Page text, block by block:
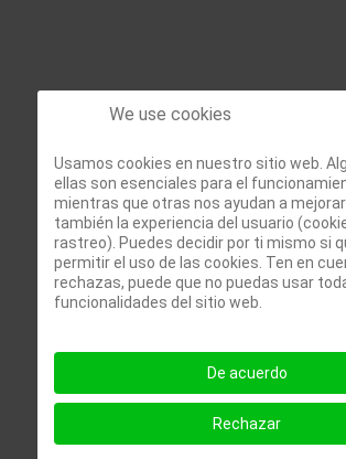
Puede comprar este
Amazon.com
Unidos)a través del
enlace:
We use cookies
Usamos cookies en nuestro sitio web.
ellas son esenciales para el
mientras que otras nos ayudan a
también la experiencia del usuario
rastreo). Puedes decidir por ti mismo si
permitir el uso de las cookies. Ten en
rechazas, puede que no puedas usar
funcionalidades del sitio web.
De acuerdo
Rechazar